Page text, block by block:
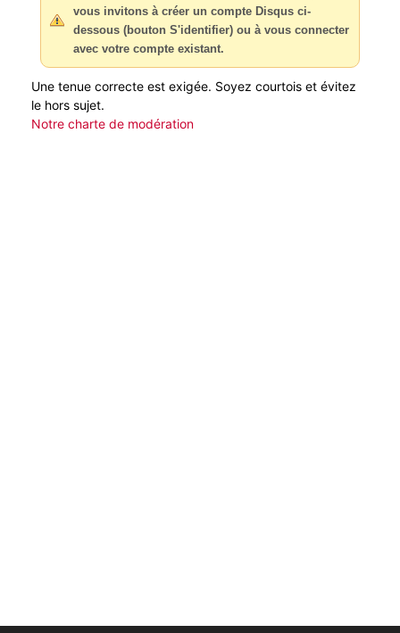
vous invitons à créer un compte Disqus ci-
dessous (bouton S'identifier) ou à vous connecter
avec votre compte existant.
Une tenue correcte est exigée. Soyez courtois et évitez
le hors sujet.
Notre charte de modération